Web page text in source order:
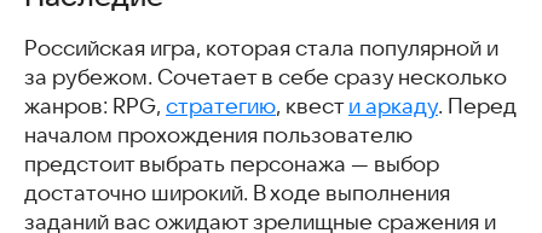
Российская игра, которая стала популярной и
за рубежом. Сочетает в себе сразу несколько
жанров: RPG, стратегию, квест и аркаду. Перед
началом прохождения пользователю
предстоит выбрать персонажа — выбор
достаточно широкий. В ходе выполнения
заданий вас ожидают зрелищные сражения и